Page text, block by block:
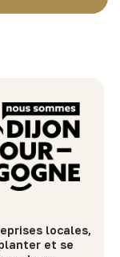
locales,
et se